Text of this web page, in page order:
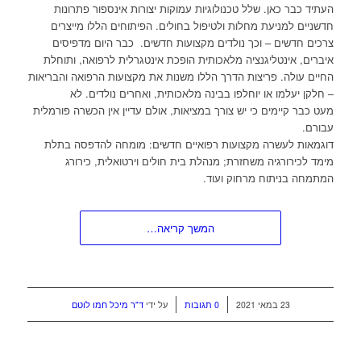
העתיד כבר כאן. שלל טכנולוגיות עמוקות יצורות אינספור פתרונות
חדשניים למניעת מחלות ולטיפול בחולים. הפיתוחים הללו מייצרים
צרכים חדשים – וכך נולדים מקצועות חדשים. כבר היום מדפיסים
איברים, אינטליגנציה מלאכותית הופכת אינטגרלית לרפואה, ותוחלת
החיים עולה. פריצות הדרך הללו משנות את מקצועות הרפואה והבריאות
– חלקן יעלמו או יוחלפו בבינה מלאכותית, ואחרים נולדים. לא
מעט כבר קיימים כי יש צורך במציאות, אולם עדיין אין הכשרה פורמלית
עבורם.
דוגמאות לעשרה מקצועות רפואיים חדשים: מומחה להדפסה בתלת
מימד לכירורגיה משחזרת; מנהלת בית חולים וירטואלית, כירורג
המתמחה בניתוח מרחוק ועוד.
המשך קריאה…
23 במאי 2021 0 תגובות על ידיד"ר מיכל חמו לוטם